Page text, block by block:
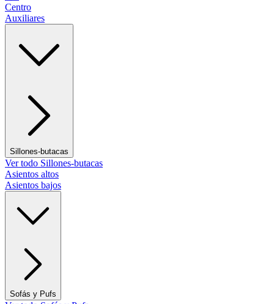
Centro
Auxiliares
Sillones-butacas
Ver todo Sillones-butacas
Asientos altos
Asientos bajos
Sofás y Pufs